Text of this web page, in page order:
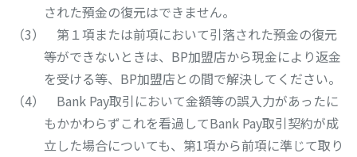
された預金の復元はできません。
第１項または前項において引落された預金の復元
等ができないときは、BP加盟店から現金により返金
を受ける等、BP加盟店との間で解決してください。
Bank Pay取引において金額等の誤入力があったに
もかかわらずこれを看過してBank Pay取引契約が成
立した場合についても、第1項から前項に準じて取り